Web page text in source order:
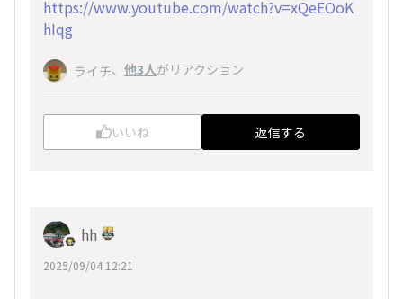
https://www.youtube.com/watch?v=xQeEOoK
hIqg
ライチ、 他3人がリアクション
いいね 返信する
hh
2025/09/04 12:21